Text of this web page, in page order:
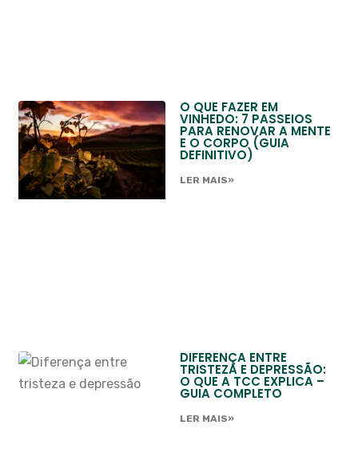
O QUE FAZER EM
VINHEDO: 7 PASSEIOS
PARA RENOVAR A MENTE
E O CORPO (GUIA
DEFINITIVO)
LER MAIS»
DIFERENÇA ENTRE
TRISTEZA E DEPRESSÃO:
O QUE A TCC EXPLICA –
GUIA COMPLETO
LER MAIS»